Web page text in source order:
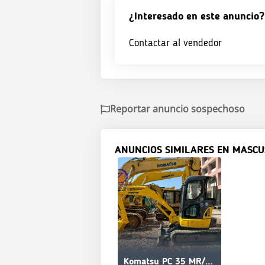
¿Interesado en este anuncio?
Contactar al vendedor
Reportar anuncio sospechoso
ANUNCIOS SIMILARES EN
Komatsu PC 35 MR/mini sized/compact/hot selling/Low price